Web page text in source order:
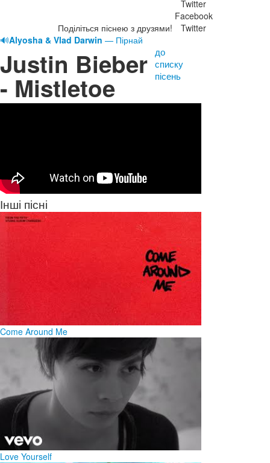
Поділіться піснею з друзями!
Twitter
Facebook
Twitter
🔊Alyosha & Vlad Darwin — Пірнай
Justin Bieber
- Mistletoe
до
списку
пісень
Інші пісні
Come Around Me
Love Yourself